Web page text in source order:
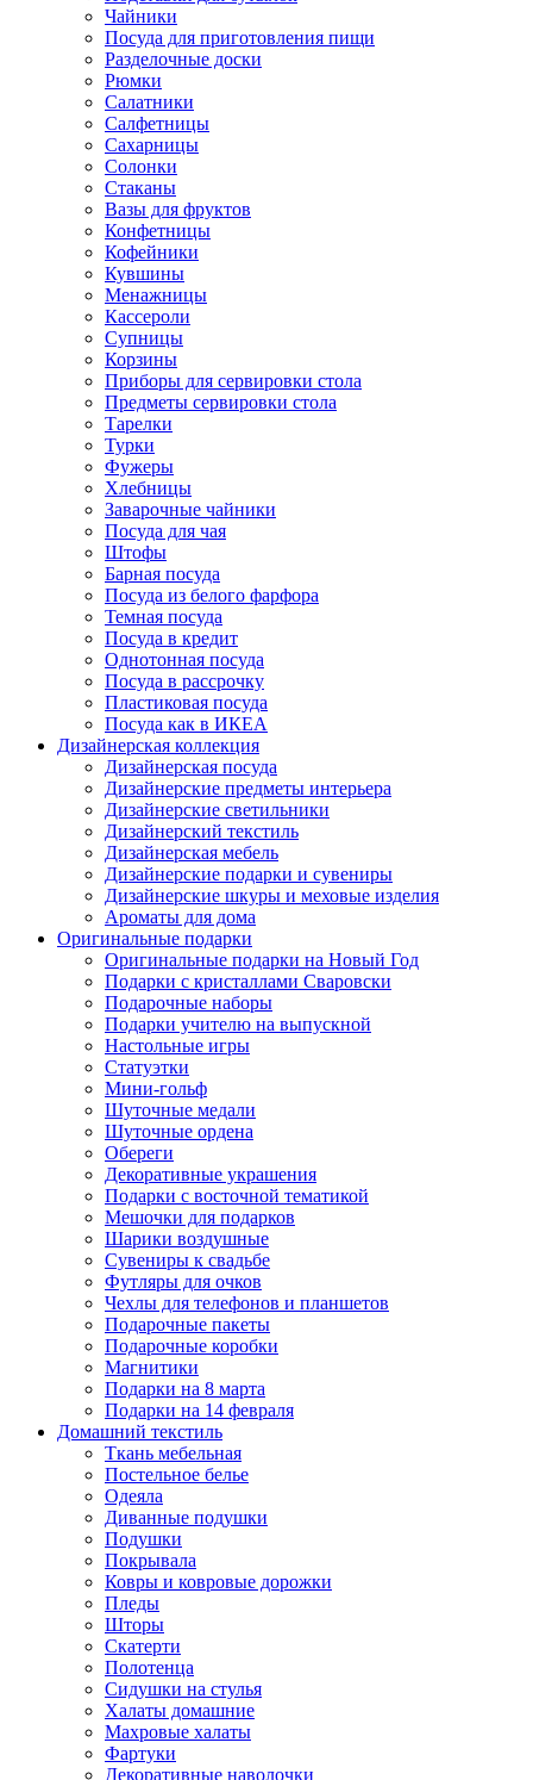
Чайники
Посуда для приготовления пищи
Разделочные доски
Рюмки
Салатники
Салфетницы
Сахарницы
Солонки
Стаканы
Вазы для фруктов
Конфетницы
Кофейники
Кувшины
Менажницы
Кассероли
Супницы
Корзины
Приборы для сервировки стола
Предметы сервировки стола
Тарелки
Турки
Фужеры
Хлебницы
Заварочные чайники
Посуда для чая
Штофы
Барная посуда
Посуда из белого фарфора
Темная посуда
Посуда в кредит
Однотонная посуда
Посуда в рассрочку
Пластиковая посуда
Посуда как в ИКЕА
Дизайнерская коллекция
Дизайнерская посуда
Дизайнерские предметы интерьера
Дизайнерские светильники
Дизайнерский текстиль
Дизайнерская мебель
Дизайнерские подарки и сувениры
Дизайнерские шкуры и меховые изделия
Ароматы для дома
Оригинальные подарки
Оригинальные подарки на Новый Год
Подарки с кристаллами Сваровски
Подарочные наборы
Подарки учителю на выпускной
Настольные игры
Статуэтки
Мини-гольф
Шуточные медали
Шуточные ордена
Обереги
Декоративные украшения
Подарки с восточной тематикой
Мешочки для подарков
Шарики воздушные
Сувениры к свадьбе
Футляры для очков
Чехлы для телефонов и планшетов
Подарочные пакеты
Подарочные коробки
Магнитики
Подарки на 8 марта
Подарки на 14 февраля
Домашний текстиль
Ткань мебельная
Постельное белье
Одеяла
Диванные подушки
Подушки
Покрывала
Ковры и ковровые дорожки
Пледы
Шторы
Скатерти
Полотенца
Сидушки на стулья
Халаты домашние
Махровые халаты
Фартуки
Декоративные наволочки